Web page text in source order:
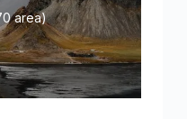
area)